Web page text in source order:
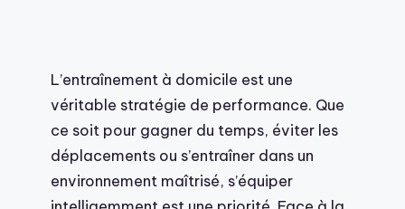
L’entraînement à domicile est une
véritable stratégie de performance. Que
ce soit pour gagner du temps, éviter les
déplacements ou s’entraîner dans un
environnement maîtrisé, s’équiper